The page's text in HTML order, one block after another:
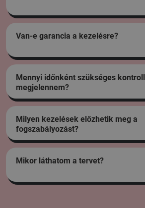
Van-e garancia a kezelésre?
Mennyi időnként szükséges
megjelennem?
Milyen kezelések előzhetik meg a
fogszabályozást?
Mikor láthatom a tervet?